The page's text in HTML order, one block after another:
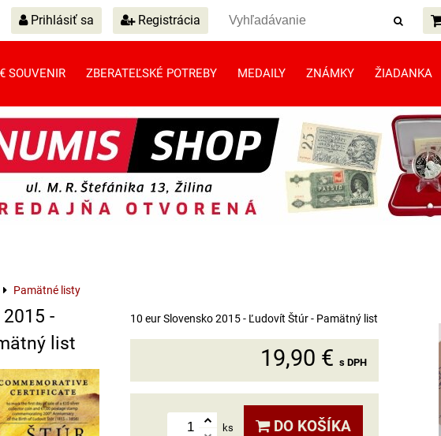
Prihlásiť sa Registrácia
SOUVENIR ZBERATEĽSKÉ POTREBY MEDAILY ZNÁMKY ŽIADANKA
Pamätné listy
-
list
10 eur Slovensko 2015 - Ľudovít Štúr - Pamätný list
19,90 € s DPH
ks DO KOŠÍKA